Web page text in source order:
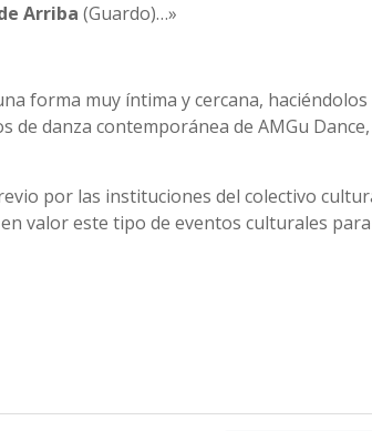
Arriba (Guardo)…»
forma muy íntima y cercana, haciéndolos
de danza contemporánea de AMGu
por las instituciones del colectivo
valor este tipo de eventos culturales